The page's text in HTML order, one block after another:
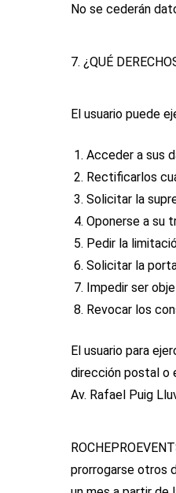
No se cederán
7. ¿QUÉ
El usuario puede
Acceder a sus
Rectificarlos
Solicitar la
Oponerse a su
Pedir la
Solicitar la
Impedir ser
Revocar los
El usuario para
dirección postal o
Av. Rafael Puig
prorrogarse otros